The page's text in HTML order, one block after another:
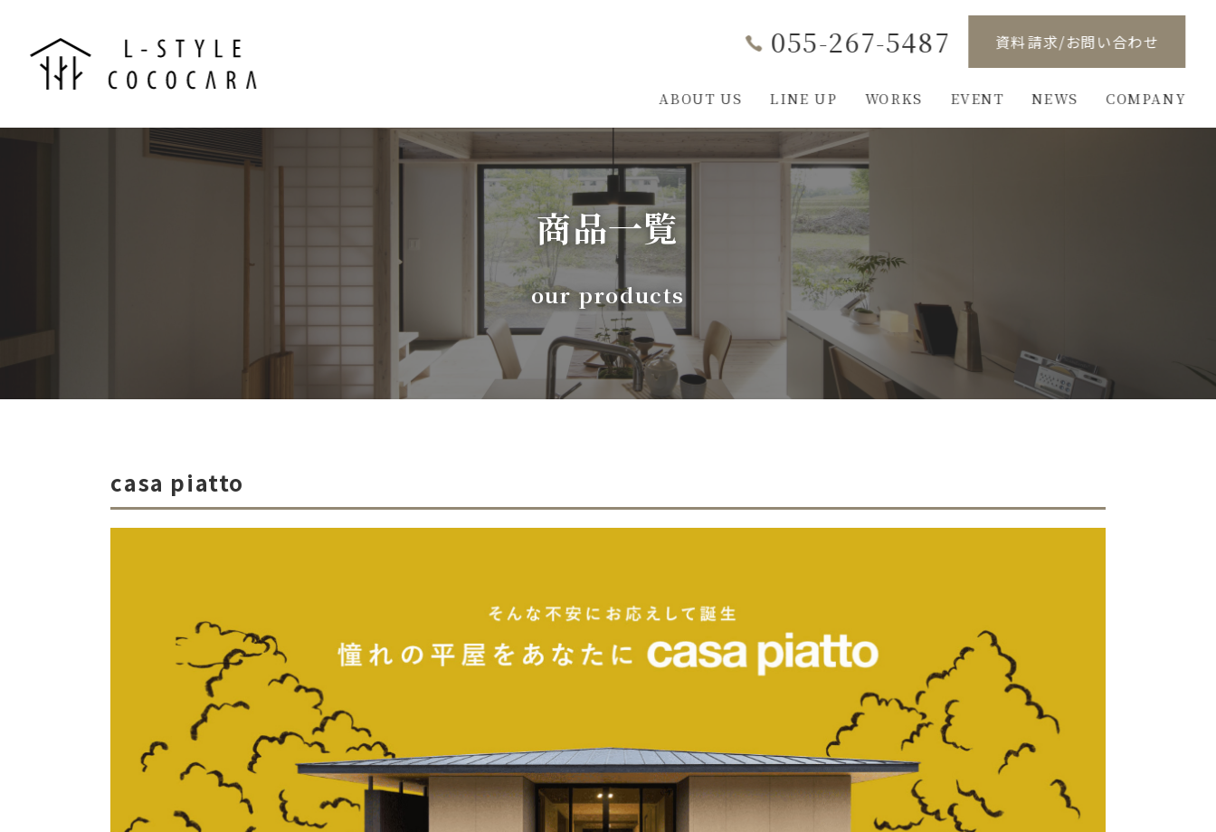
055-267-5487 資料請求/お問い合わせ
ABOUT US
L-STYLE COCOCARAについて L-STYLEのこだわり 展示場のご案内
LINE UP
LINEUP 資料ダウンロード
WORKS EVENT
家づくり勉強会 構造見学会 完成見学会
NEWS COMPANY
事業内容 会社概要
商品一覧
our products
casa piatto